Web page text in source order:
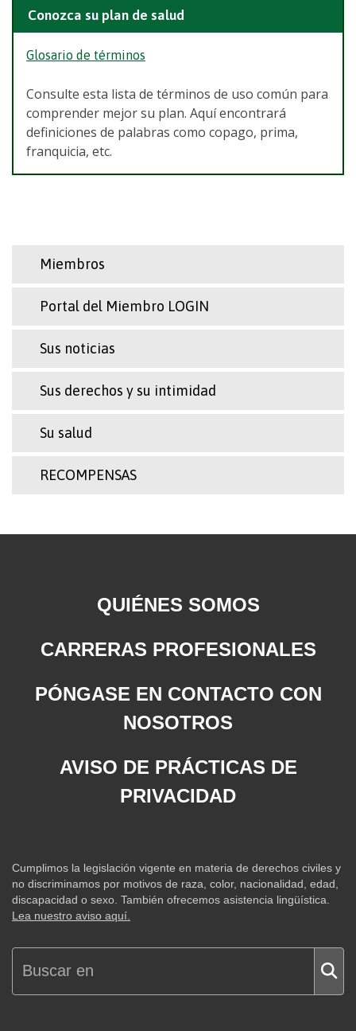
Conozca su plan de salud
Glosario de términos
Consulte esta lista de términos de uso común para
comprender mejor su plan. Aquí encontrará
definiciones de palabras como copago, prima,
franquicia, etc.
Miembros
Portal del Miembro LOGIN
Sus noticias
Sus derechos y su intimidad
Su salud
RECOMPENSAS
QUIÉNES SOMOS
CARRERAS PROFESIONALES
PÓNGASE EN CONTACTO CON
NOSOTROS
AVISO DE PRÁCTICAS DE
PRIVACIDAD
Cumplimos la legislación vigente en materia de derechos civiles y
no discriminamos por motivos de raza, color, nacionalidad, edad,
discapacidad o sexo. También ofrecemos asistencia lingüística.
Lea nuestro aviso aquí.